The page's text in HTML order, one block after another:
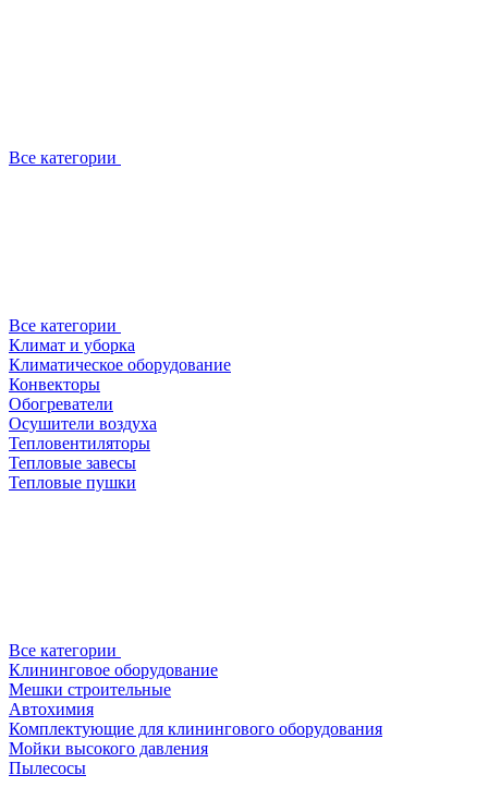
Все категории
Все категории
Климат и уборка
Климатическое оборудование
Конвекторы
Обогреватели
Осушители воздуха
Тепловентиляторы
Тепловые завесы
Тепловые пушки
Все категории
Клининговое оборудование
Мешки строительные
Автохимия
Комплектующие для клинингового оборудования
Мойки высокого давления
Пылесосы